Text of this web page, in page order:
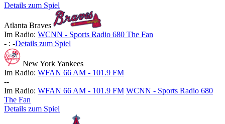
Details zum Spiel
Atlanta Braves
Im Radio: WCNN - Sports Radio 680 The Fan
- : -Details zum Spiel
New York Yankees
Im Radio: WFAN 66 AM - 101.9 FM
--
Im Radio: WFAN 66 AM - 101.9 FM WCNN - Sports Radio 680
The Fan
Details zum Spiel